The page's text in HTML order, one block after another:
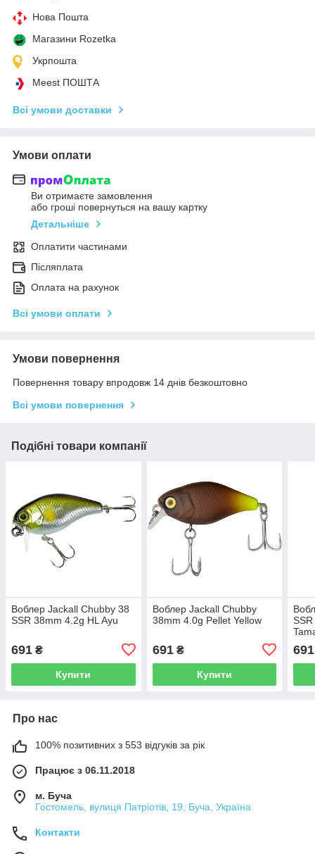
Нова Пошта
Магазини Rozetka
Укрпошта
Meest ПОШТА
Всі умови доставки
Умови оплати
Ви отримаєте замовлення
або гроші повернуться на вашу картку
Детальніше
Оплатити частинами
Післяплата
Оплата на рахунок
Всі умови оплати
Умови повернення
Повернення товару впродовж 14 днів безкоштовно
Всі умови повернення
Подібні товари компанії
Воблер Jackall Chubby 38
SSR 38mm 4.2g HL Ayu
691 ₴
Купити
Воблер Jackall Chubby
38mm 4.0g Pellet Yellow
691₴
Купити
691
Про нас
100% позитивних з 553 відгуків за рік
Працює з 06.11.2018
м. Буча
Гостомель, вулиця Патріотів, 19, Буча, Україна
Контакти